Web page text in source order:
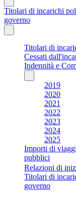
Titolari di incarichi
governo
Titolari di
Cessati
Indennità e
2019
2020
2021
2022
2023
2024
2025
Importi di
pubblici
Relazioni di
Titolari di
governo